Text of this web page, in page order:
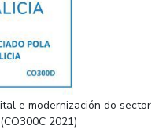
e modernización do sector
2021)